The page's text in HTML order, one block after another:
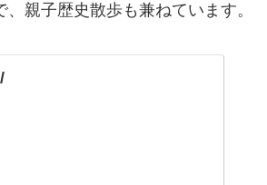
親子歴史散歩も兼ねています。